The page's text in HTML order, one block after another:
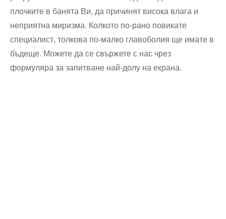
плочките в банята Ви, да причинят висока влага и
неприятна миризма. Колкото по-рано повикате
специалист, толкова по-малко главоболия ще имате в
бъдеще. Можете да се свържете с нас чрез
формуляра за запитване най-долу на екрана.